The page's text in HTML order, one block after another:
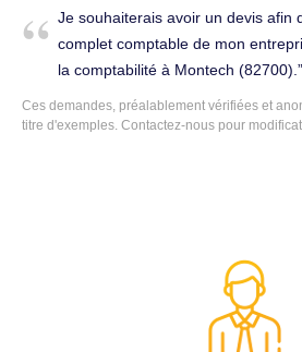
Je souhaiterais avoir un devis afin
complet comptable de mon
la comptabilité à Montech (82700).
Ces demandes, préalablement vérifiées et
titre d'exemples. Contactez-nous pour